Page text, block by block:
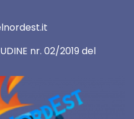
nr. 02/2019 del